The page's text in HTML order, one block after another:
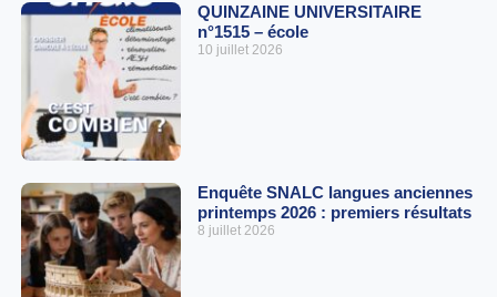
QUINZAINE UNIVERSITAIRE
n°1515 – école
10 juillet 2026
Enquête SNALC langues anciennes
printemps 2026 : premiers résultats
8 juillet 2026